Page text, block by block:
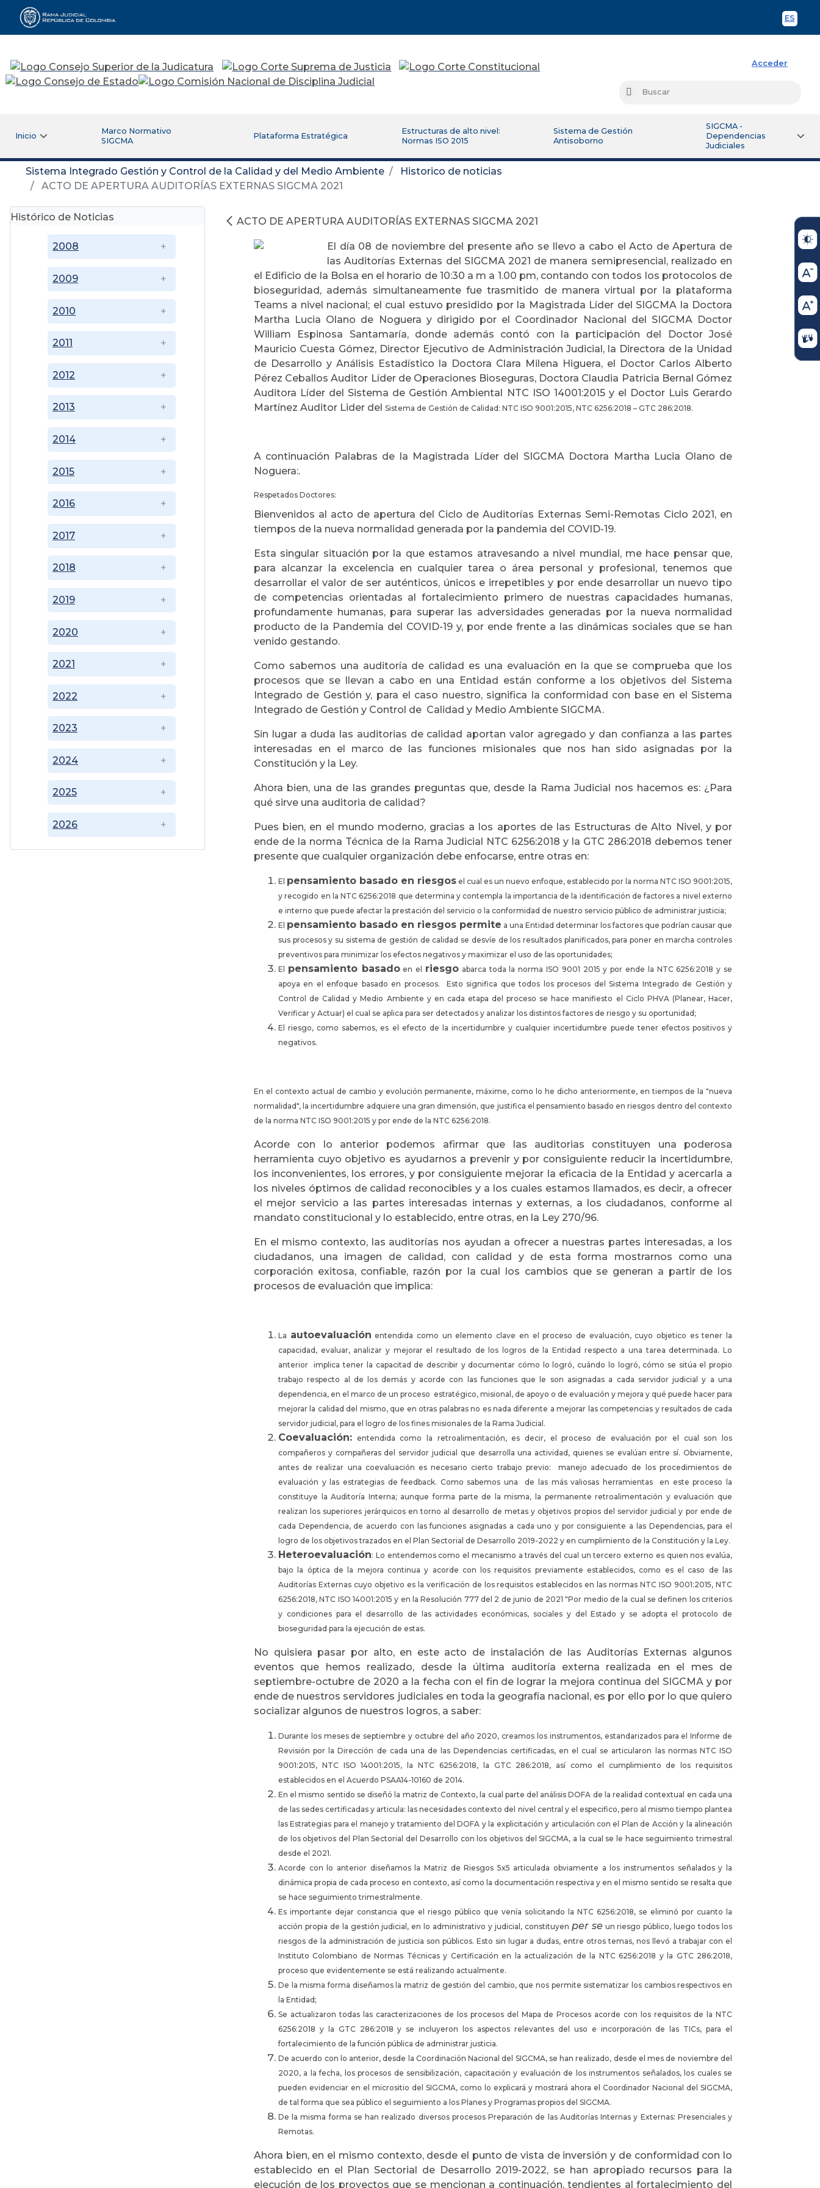
ES
Rama Judicial
Acceder
Buscar
Inicio
Marco Normativo
SIGCMA
Plataforma Estratégica
Estructuras de alto nivel:
Normas ISO 2015
Sistema de Gestión
Antisoborno
SIGCMA -
Dependencias
Judiciales
Sistema Integrado Gestión y Control de la Calidad y del Medio Ambiente
Historico de noticias
ACTO DE APERTURA AUDITORÍAS EXTERNAS SIGCMA 2021
Histórico de Noticias
2008
2009
2010
2011
2012
2013
2014
2015
2016
2017
2018
2019
2020
2021
2022
2023
2024
2025
2026
ACTO DE APERTURA AUDITORÍAS EXTERNAS SIGCMA 2021
El día 08 de noviembre del presente año se llevo a cabo el Acto de Apertura de
las Auditorías Externas del SIGCMA 2021 de manera semipresencial, realizado en
el Edificio de la Bolsa en el horario de 10:30 a m a 1.00 pm, contando con todos los protocolos de
bioseguridad, además simultaneamente fue trasmitido de manera virtual por la plataforma
Teams a nivel nacional; el cual estuvo presidido por la Magistrada Líder del SIGCMA la Doctora
Martha Lucia Olano de Noguera y dirigido por el Coordinador Nacional del SIGCMA Doctor
William Espinosa Santamaría, donde además contó con la participación del Doctor José
Mauricio Cuesta Gómez, Director Ejecutivo de Administración Judicial, la Directora de la Unidad
de Desarrollo y Análisis Estadístico la Doctora Clara Milena Higuera, el Doctor Carlos Alberto
Pérez Ceballos Auditor Líder de Operaciones Bioseguras, Doctora Claudia Patricia Bernal Gómez
Auditora Líder del Sistema de Gestión Ambiental NTC ISO 14001:2015 y el Doctor Luis Gerardo
Martínez Auditor Lider del Sistema de Gestión de Calidad: NTC ISO 9001:2015, NTC 6256:2018 – GTC 286:2018.
A continuación Palabras de la Magistrada Líder del SIGCMA Doctora Martha Lucia Olano de
Noguera:.
Respetados Doctores:
Bienvenidos al acto de apertura del Ciclo de Auditorías Externas Semi-Remotas Ciclo 2021, en
tiempos de la nueva normalidad generada por la pandemia del COVID-19.
Esta singular situación por la que estamos atravesando a nivel mundial, me hace pensar que,
para alcanzar la excelencia en cualquier tarea o área personal y profesional, tenemos que
desarrollar el valor de ser auténticos, únicos e irrepetibles y por ende desarrollar un nuevo tipo
de competencias orientadas al fortalecimiento primero de nuestras capacidades humanas,
profundamente humanas, para superar las adversidades generadas por la nueva normalidad
producto de la Pandemia del COVID-19 y, por ende frente a las dinámicas sociales que se han
venido gestando.
Como sabemos una auditoría de calidad es una evaluación en la que se comprueba que los
procesos que se llevan a cabo en una Entidad están conforme a los objetivos del Sistema
Integrado de Gestión y, para el caso nuestro, significa la conformidad con base en el Sistema
Integrado de Gestión y Control de Calidad y Medio Ambiente SIGCMA.
Sin lugar a duda las auditorias de calidad aportan valor agregado y dan confianza a las partes
interesadas en el marco de las funciones misionales que nos han sido asignadas por la
Constitución y la Ley.
Ahora bien, una de las grandes preguntas que, desde la Rama Judicial nos hacemos es: ¿Para
qué sirve una auditoria de calidad?
Pues bien, en el mundo moderno, gracias a los aportes de las Estructuras de Alto Nivel, y por
ende de la norma Técnica de la Rama Judicial NTC 6256:2018 y la GTC 286:2018 debemos tener
presente que cualquier organización debe enfocarse, entre otras en:
El pensamiento basado en riesgos el cual es un nuevo enfoque, establecido por la norma NTC ISO 9001:2015,
y recogido en la NTC 6256:2018 que determina y contempla la importancia de la identificación de factores a nivel externo
e interno que puede afectar la prestación del servicio o la conformidad de nuestro servicio público de administrar justicia;
El pensamiento basado en riesgos permite a una Entidad determinar los factores que podrían causar que
sus procesos y su sistema de gestión de calidad se desvíe de los resultados planificados, para poner en marcha controles
preventivos para minimizar los efectos negativos y maximizar el uso de las oportunidades;
El pensamiento basadoen el riesgo abarca toda la norma ISO 9001 2015 y por ende la NTC 6256:2018 y se
apoya en el enfoque basado en procesos. Esto significa que todos los procesos del Sistema Integrado de Gestión y
Control de Calidad y Medio Ambiente y en cada etapa del proceso se hace manifiesto el Ciclo PHVA (Planear, Hacer,
Verificar y Actuar) el cual se aplica para ser detectados y analizar los distintos factores de riesgo y su oportunidad;
El riesgo, como sabemos, es el efecto de la incertidumbre y cualquier incertidumbre puede tener efectos positivos y
negativos.
En el contexto actual de cambio y evolución permanente, máxime, como lo he dicho anteriormente, en tiempos de la "nueva
normalidad", la incertidumbre adquiere una gran dimensión, que justifica el pensamiento basado en riesgos dentro del contexto
de la norma NTC ISO 9001:2015 y por ende de la NTC 6256:2018.
Acorde con lo anterior podemos afirmar que las auditorias constituyen una poderosa
herramienta cuyo objetivo es ayudarnos a prevenir y por consiguiente reducir la incertidumbre,
los inconvenientes, los errores, y por consiguiente mejorar la eficacia de la Entidad y acercarla a
los niveles óptimos de calidad reconocibles y a los cuales estamos llamados, es decir, a ofrecer
el mejor servicio a las partes interesadas internas y externas, a los ciudadanos, conforme al
mandato constitucional y lo establecido, entre otras, en la Ley 270/96.
En el mismo contexto, las auditorías nos ayudan a ofrecer a nuestras partes interesadas, a los
ciudadanos, una imagen de calidad, con calidad y de esta forma mostrarnos como una
corporación exitosa, confiable, razón por la cual los cambios que se generan a partir de los
procesos de evaluación que implica:
La autoevaluación entendida como un elemento clave en el proceso de evaluación, cuyo objetico es tener la
capacidad, evaluar, analizar y mejorar el resultado de los logros de la Entidad respecto a una tarea determinada. Lo
anterior implica tener la capacitad de describir y documentar cómo lo logró, cuándo lo logró, cómo se sitúa el propio
trabajo respecto al de los demás y acorde con las funciones que le son asignadas a cada servidor judicial y a una
dependencia, en el marco de un proceso estratégico, misional, de apoyo o de evaluación y mejora y qué puede hacer para
mejorar la calidad del mismo, que en otras palabras no es nada diferente a mejorar las competencias y resultados de cada
servidor judicial, para el logro de los fines misionales de la Rama Judicial.
Coevaluación: entendida como la retroalimentación, es decir, el proceso de evaluación por el cual son los
compañeros y compañeras del servidor judicial que desarrolla una actividad, quienes se evalúan entre sí. Obviamente,
antes de realizar una coevaluación es necesario cierto trabajo previo: manejo adecuado de los procedimientos de
evaluación y las estrategias de feedback. Como sabemos una de las más valiosas herramientas en este proceso la
constituye la Auditoría Interna; aunque forma parte de la misma, la permanente retroalimentación y evaluación que
realizan los superiores jerárquicos en torno al desarrollo de metas y objetivos propios del servidor judicial y por ende de
cada Dependencia, de acuerdo con las funciones asignadas a cada uno y por consiguiente a las Dependencias, para el
logro de los objetivos trazados en el Plan Sectorial de Desarrollo 2019-2022 y en cumplimiento de la Constitución y la Ley.
Heteroevaluación: Lo entendemos como el mecanismo a través del cual un tercero externo es quien nos evalúa,
bajo la óptica de la mejora continua y acorde con los requisitos previamente establecidos, como es el caso de las
Auditorías Externas cuyo objetivo es la verificación de los requisitos establecidos en las normas NTC ISO 9001:2015, NTC
6256:2018, NTC ISO 14001:2015 y en la Resolución 777 del 2 de junio de 2021 "Por medio de la cual se definen los criterios
y condiciones para el desarrollo de las actividades económicas, sociales y del Estado y se adopta el protocolo de
bioseguridad para la ejecución de estas.
No quisiera pasar por alto, en este acto de instalación de las Auditorías Externas algunos
eventos que hemos realizado, desde la última auditoría externa realizada en el mes de
septiembre-octubre de 2020 a la fecha con el fin de lograr la mejora continua del SIGCMA y por
ende de nuestros servidores judiciales en toda la geografía nacional, es por ello por lo que quiero
socializar algunos de nuestros logros, a saber:
Durante los meses de septiembre y octubre del año 2020, creamos los instrumentos, estandarizados para el Informe de
Revisión por la Dirección de cada una de las Dependencias certificadas, en el cual se articularon las normas NTC ISO
9001:2015, NTC ISO 14001:2015, la NTC 6256:2018, la GTC 286:2018, así como el cumplimiento de los requisitos
establecidos en el Acuerdo PSAA14-10160 de 2014.
En el mismo sentido se diseñó la matriz de Contexto, la cual parte del análisis DOFA de la realidad contextual en cada una
de las sedes certificadas y articula: las necesidades contexto del nivel central y el especifico, pero al mismo tiempo plantea
las Estrategias para el manejo y tratamiento del DOFA y la explicitación y articulación con el Plan de Acción y la alineación
de los objetivos del Plan Sectorial del Desarrollo con los objetivos del SIGCMA, a la cual se le hace seguimiento trimestral
desde el 2021.
Acorde con lo anterior diseñamos la Matriz de Riesgos 5x5 articulada obviamente a los instrumentos señalados y la
dinámica propia de cada proceso en contexto, así como la documentación respectiva y en el mismo sentido se resalta que
se hace seguimiento trimestralmente.
Es importante dejar constancia que el riesgo público que venía solicitando la NTC 6256:2018, se eliminó por cuanto la
acción propia de la gestión judicial, en lo administrativo y judicial, constituyen per seun riesgo público, luego todos los
riesgos de la administración de justicia son públicos. Esto sin lugar a dudas, entre otros temas, nos llevó a trabajar con el
Instituto Colombiano de Normas Técnicas y Certificación en la actualización de la NTC 6256:2018 y la GTC 286:2018,
proceso que evidentemente se está realizando actualmente.
De la misma forma diseñamos la matriz de gestión del cambio, que nos permite sistematizar los cambios respectivos en
la Entidad;
Se actualizaron todas las caracterizaciones de los procesos del Mapa de Procesos acorde con los requisitos de la NTC
6256:2018 y la GTC 286:2018 y se incluyeron los aspectos relevantes del uso e incorporación de las TICs, para el
fortalecimiento de la función pública de administrar justicia.
De acuerdo con lo anterior, desde la Coordinación Nacional del SIGCMA, se han realizado, desde el mes de noviembre del
2020, a la fecha, los procesos de sensibilización, capacitación y evaluación de los instrumentos señalados, los cuales se
pueden evidenciar en el micrositio del SIGCMA, como lo explicará y mostrará ahora el Coordinador Nacional del SIGCMA,
de tal forma que sea público el seguimiento a los Planes y Programas propios del SIGCMA.
De la misma forma se han realizado diversos procesos Preparación de las Auditorías Internas y Externas: Presenciales y
Remotas.
Ahora bien, en el mismo contexto, desde el punto de vista de inversión y de conformidad con lo
establecido en el Plan Sectorial de Desarrollo 2019-2022, se han apropiado recursos para la
ejecución de los proyectos que se mencionan a continuación, tendientes al fortalecimiento del